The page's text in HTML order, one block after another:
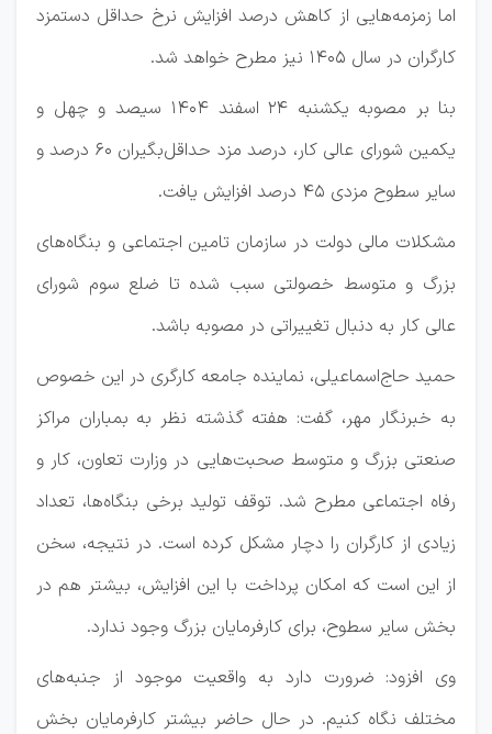
اما زمزمه‌هایی از کاهش درصد افزایش نرخ حداقل دستمزد
کارگران در سال ۱۴۰۵ نیز مطرح خواهد شد.
بنا بر مصوبه یکشنبه ۲۴ اسفند ۱۴۰۴ سیصد و چهل و
یکمین شورای عالی کار، درصد مزد حداقل‌بگیران ۶۰ درصد و
سایر سطوح مزدی ۴۵ درصد افزایش یافت.
مشکلات مالی دولت در سازمان تامین اجتماعی و بنگاه‌های
بزرگ و متوسط خصولتی سبب شده تا ضلع سوم شورای
عالی کار به دنبال تغییراتی در مصوبه باشد.
حمید حاج‌اسماعیلی، نماینده جامعه کارگری در این خصوص
به خبرنگار مهر، گفت: هفته گذشته نظر به بمباران مراکز
صنعتی بزرگ و متوسط صحبت‌هایی در وزارت تعاون، کار و
رفاه اجتماعی مطرح شد. توقف تولید برخی بنگاه‌ها، تعداد
زیادی از کارگران را دچار مشکل کرده است. در نتیجه، سخن
از این است که امکان پرداخت با این افزایش، بیشتر هم در
بخش سایر سطوح، برای کارفرمایان بزرگ وجود ندارد.
وی افزود: ضرورت دارد به واقعیت موجود از جنبه‌های
مختلف نگاه کنیم. در حال حاضر بیشتر کارفرمایان بخش